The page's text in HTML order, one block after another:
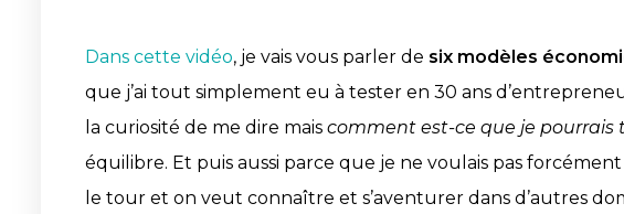
Dans cette vidéo, je vais vous parler de six modèles
que j’ai tout simplement eu à tester en 30 ans
la curiosité de me dire mais comment est-ce que je pourrais
équilibre. Et puis aussi parce que je ne voulais pas
le tour et on veut connaître et s’aventurer dans d’autres